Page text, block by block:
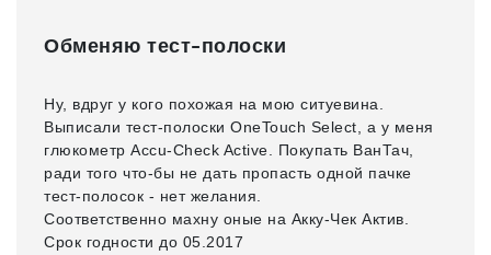
Обменяю тест-полоски
Ну, вдруг у кого похожая на мою ситуевина.
Выписали тест-полоски OneTouch Select, а у меня
глюкометр Accu-Check Active. Покупать ВанТач,
ради того что-бы не дать пропасть одной пачке
тест-полосок - нет желания.
Соответственно махну оные на Акку-Чек Актив.
Срок годности до 05.2017